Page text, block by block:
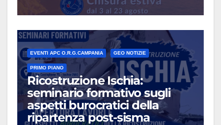
EVENTI APC O.R.G.CAMPANIA GEO NOTIZIE
PRIMO PIANO
Ricostruzione Ischia:
seminario formativo sugli
aspetti burocratici della
ripartenza post-sisma